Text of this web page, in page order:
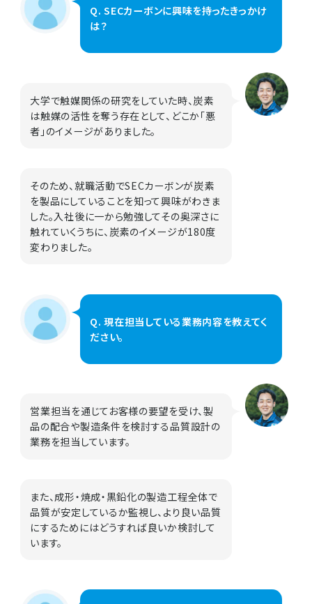
Q. SECカーボンに興味を持ったきっかけ
は？
大学で触媒関係の研究をしていた時、炭素
は触媒の活性を奪う存在として、どこか「悪
者」のイメージがありました。
そのため、就職活動でSECカーボンが炭素
を製品にしていることを知って興味がわきま
した。入社後に一から勉強してその奥深さに
触れていくうちに、炭素のイメージが180度
変わりました。
Q. 現在担当している業務内容を教えてく
ださい。
営業担当を通じてお客様の要望を受け、製
品の配合や製造条件を検討する品質設計の
業務を担当しています。
また、成形・焼成・黒鉛化の製造工程全体で
品質が安定しているか監視し、より良い品質
にするためにはどうすれば良いか検討して
います。